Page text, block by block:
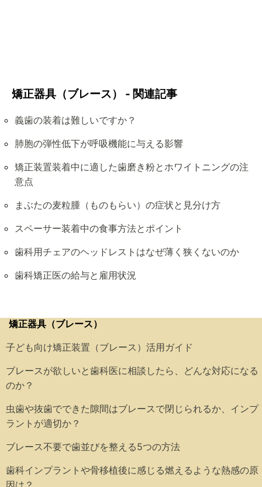
矯正器具（ブレース） - 関連記事
義歯の装着は難しいですか？
肺胞の弾性低下が呼吸機能に与える影響
矯正装置装着中に適した歯磨き粉とホワイトニングの注
意点
まぶたの麦粒腫（ものもらい）の症状と見分け方
スペーサー装着中の食事方法とポイント
歯科用チェアのヘッドレストはなぜ薄く狭くないのか
歯科矯正医の給与と雇用状況
矯正器具（ブレース）
子ども向け矯正装置（ブレース）活用ガイド
ブレースが欲しいと歯科医に相談したら、どんな対応になる
のか？
虫歯や抜歯でできた隙間はブレースで閉じられるか、インプ
ラントが適切か？
ブレース不要で歯並びを整える5つの方法
歯科インプラントや骨移植後に感じる燃えるような熱感の原